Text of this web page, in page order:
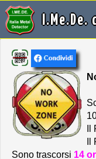
I.Me.De.
Sono trascorsi 14